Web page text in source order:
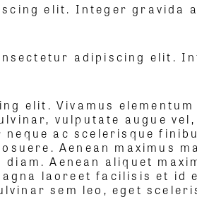
elit. Integer gravida
adipiscing elit.
elit. Vivamus
vulputate augue
ac scelerisque
Aenean maximus
Aenean aliquet
laoreet facilisis et id
sem leo, eget